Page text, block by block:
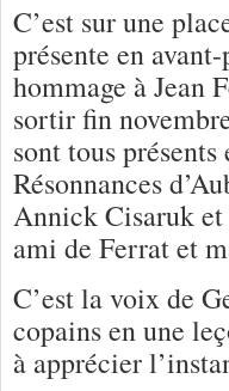
C’est sur une
présente en
hommage à Jean
sortir fin
sont tous
Résonnances
Annick Cisaruk et
ami de Ferrat et
C’est la voix de
copains en une
à apprécier